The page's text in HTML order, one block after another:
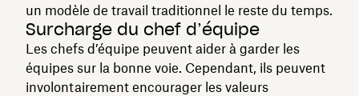
un modèle de travail traditionnel le reste du temps.
Surcharge du chef d’équipe
Les chefs d’équipe peuvent aider à garder les
équipes sur la bonne voie. Cependant, ils peuvent
involontairement encourager les valeurs